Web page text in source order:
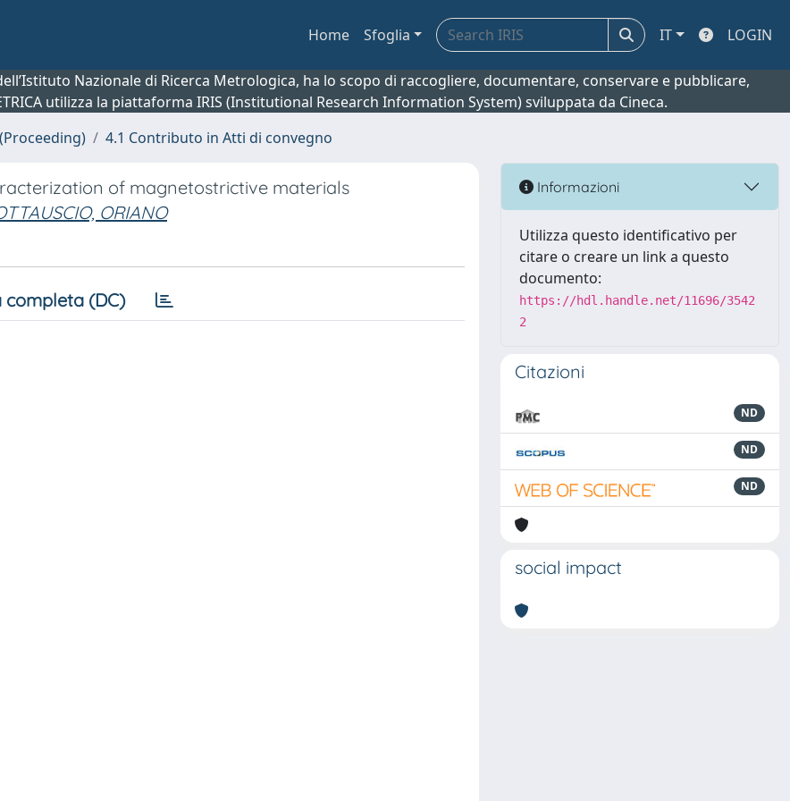
Home Sfoglia IT LOGIN
Nazionale di Ricerca Metrologica, ha lo scopo di raccogliere, documentare, conservare e pubblicare,
utilizza la piattaforma IRIS (Institutional Research Information System) sviluppata da Cineca.
4.1 Contributo in Atti di convegno
of magnetostrictive materials
ORIANO
completa (DC)
Informazioni
Utilizza questo identificativo per
citare o creare un link a questo
documento:
https://hdl.handle.net/11696/3542
2
Citazioni
ND
ND
ND
social impact